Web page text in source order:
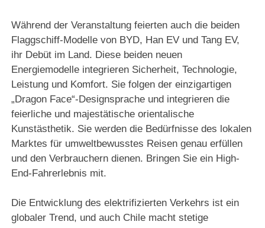
Während der Veranstaltung feierten auch die beiden
Flaggschiff-Modelle von BYD, Han EV und Tang EV,
ihr Debüt im Land. Diese beiden neuen
Energiemodelle integrieren Sicherheit, Technologie,
Leistung und Komfort. Sie folgen der einzigartigen
„Dragon Face“-Designsprache und integrieren die
feierliche und majestätische orientalische
Kunstästhetik. Sie werden die Bedürfnisse des lokalen
Marktes für umweltbewusstes Reisen genau erfüllen
und den Verbrauchern dienen. Bringen Sie ein High-
End-Fahrerlebnis mit.
Die Entwicklung des elektrifizierten Verkehrs ist ein
globaler Trend, und auch Chile macht stetige